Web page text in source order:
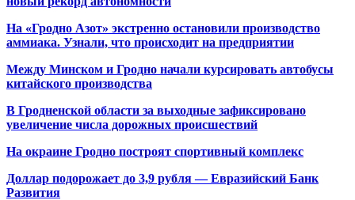
На «Гродно Азот» экстренно остановили производство
аммиака. Узнали, что происходит на предприятии
Между Минском и Гродно начали курсировать автобусы
китайского производства
В Гродненской области за выходные зафиксировано
увеличение числа дорожных происшествий
На окраине Гродно построят спортивный комплекс
Доллар подорожает до 3,9 рубля — Евразийский Банк
Развития